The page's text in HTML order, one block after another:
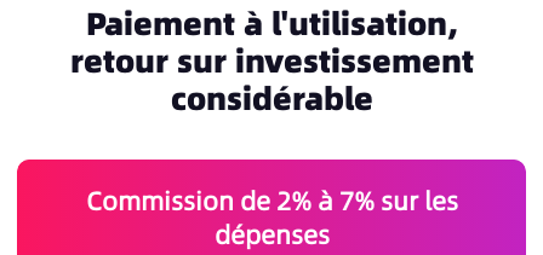
Paiement à l'utilisation,
retour sur investissement
considérable
Commission de 2% à 7% sur les
dépenses